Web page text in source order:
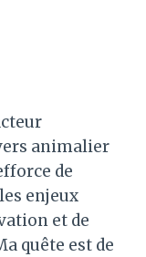
animalier
de
enjeux
et de
quête est de